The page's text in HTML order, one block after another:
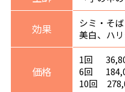
効果
シミ・そ
美白、ハ
価格
1回
6回
10回